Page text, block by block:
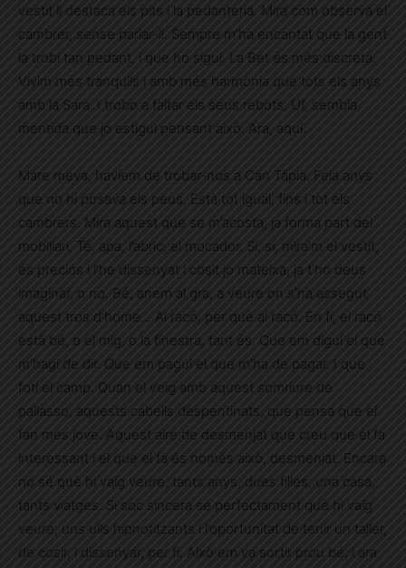
vestit li destaca els pits i la pedanteria. Mira com observa el
cambrer, sense parlar-li. Sempre m’ha encantat que la gent
la trobi tan pedant, i que ho sigui. La Bet és més discreta.
Vivim més tranquils i amb més harmonia que tots els anys
amb la Sara. I trobo a faltar els seus rebots. Uf, sembla
mentida que jo estigui pensant això. Ara, aquí.
Mare meva, havíem de trobar-nos a Can Tàpia. Feia anys
que no hi posava els peus. Està tot igual, fins i tot els
cambrers. Mira aquest que se m’acosta, ja forma part del
mobiliari. Té, apa, l’abric, el mocador. Sí, sí, mira’m el vestit,
és preciós i l’he dissenyat i cosit jo mateixa, ja t’ho deus
imaginar, o no. Bé, anem al gra, a veure on s’ha assegut
aquest tros d’home… Al racó, per què al racó. En fi, el racó
està bé, o el mig, o la finestra, tant és. Que em digui el que
m’hagi de dir. Que em pagui el que m’ha de pagar. I que
foti el camp. Quan el veig amb aquest somriure de
pallasso, aquests cabells despentinats, que pensa que el
fan més jove. Aquest aire de desmenjat que creu que el fa
interessant i el que el fa és només això, desmenjat. Encara
no sé què hi vaig veure, tants anys, dues filles, una casa,
tants viatges. Si soc sincera sé perfectament què hi vaig
veure, uns ulls hipnotitzants i l’oportunitat de tenir un taller,
de cosir, i dissenyar, per fi. Això em va sortir prou bé, i ara